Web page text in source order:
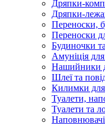
Дряпки-
Дряпки-
Переноски,
Переноски
Будиночки
Амуніція для
Нашийники
Шлеї та
Килимки для
Туалети,
Туалети та
Наповнювачі